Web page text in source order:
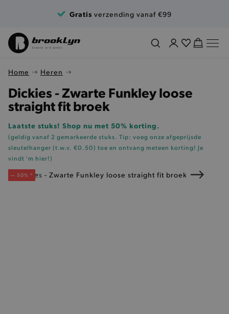
Gratis verzending vanaf €99
Home Heren
Dickies - Zwarte Funkley loose
straight fit broek
Laatste stuks! Shop nu met 50% korting.
(geldig vanaf 2 gemarkeerde stuks. Tip: voeg onze afgeprijsde
sleutelhanger (t.w.v. €0.50) toe en ontvang meteen korting! Je
vindt 'm hier!)
— 50% *